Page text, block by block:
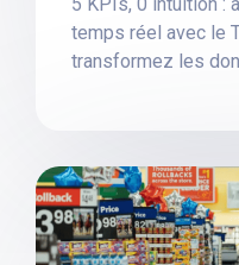
5 KPIs, 0 intuition :
temps réel avec le
transformez les